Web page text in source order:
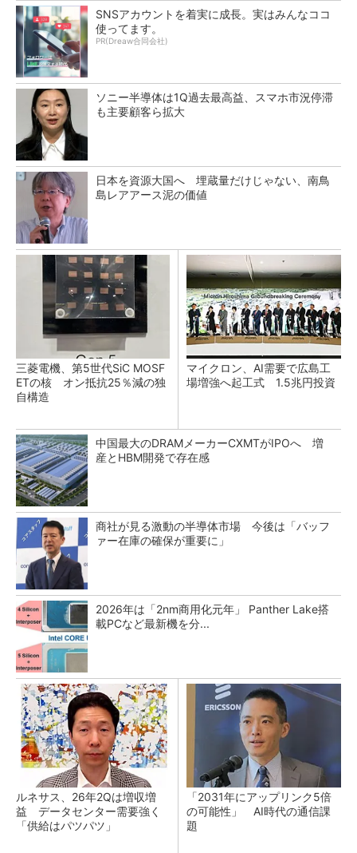
SNSアカウントを着実に成長。実はみんなココ
使ってます。
PR(Dreaw合同会社)
ソニー半導体は1Q過去最高益、スマホ市況停滞
も主要顧客ら拡大
日本を資源大国へ 埋蔵量だけじゃない、南鳥
島レアアース泥の価値
三菱電機、第5世代SiC MOSF
ETの核 オン抵抗25％減の独
自構造
マイクロン、AI需要で広島工
場増強へ起工式 1.5兆円投資
中国最大のDRAMメーカーCXMTがIPOへ 増
産とHBM開発で存在感
商社が見る激動の半導体市場 今後は「バッフ
ァー在庫の確保が重要に」
2026年は「2nm商用化元年」 Panther Lake搭
載PCなど最新機を分...
ルネサス、26年2Qは増収増
益 データセンター需要強く
「供給はパツパツ」
「2031年にアップリンク5倍
の可能性」 AI時代の通信課
題